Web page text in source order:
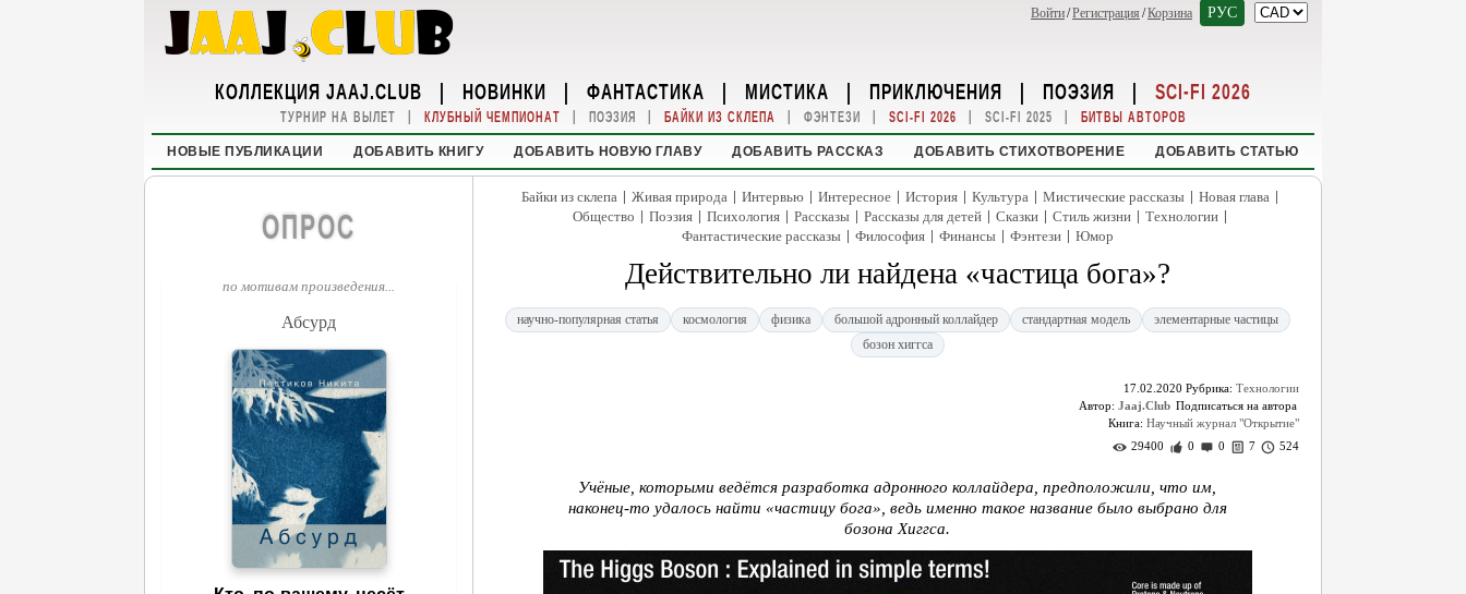
Войти/Регистрация /Корзина РУС
КОЛЛЕКЦИЯ JAAJ.CLUB | НОВИНКИ | ФАНТАСТИКА | МИСТИКА | ПРИКЛЮЧЕНИЯ | ПОЭЗИЯ | SCI-FI 2026
ТУРНИР НА ВЫЛЕТ | КЛУБНЫЙ ЧЕМПИОНАТ | ПОЭЗИЯ | БАЙКИ ИЗ СКЛЕПА | ФЭНТЕЗИ | SCI-FI 2026 | SCI-FI 2025 | БИТВЫ АВТОРОВ
НОВЫЕ ПУБЛИКАЦИИ ДОБАВИТЬ КНИГУ ДОБАВИТЬ НОВУЮ ГЛАВУ ДОБАВИТЬ РАССКАЗ ДОБАВИТЬ СТИХОТВОРЕНИЕ ДОБАВИТЬ СТАТЬЮ
ОПРОС
по мотивам произведения...
Абсурд
Байки из склепа | Живая природа | Интервью | Интересное | История | Культура | Мистические рассказы | Новая глава |
Общество | Поэзия | Психология | Рассказы | Рассказы для детей | Сказки | Стиль жизни | Технологии |
Фантастические рассказы | Философия | Финансы | Фэнтези | Юмор
Действительно ли найдена «частица бога»?
научно-популярная статья космология физика большой адронный коллайдер стандартная модель
элементарные частицы
бозон хиггса
17.02.2020 Рубрика: Технологии
Автор: Jaaj.Club
Книга: Научный журнал "Открытие"
29400
0 0 7 524
Учёные, которыми ведётся разработка адронного коллайдера, предположили, что им,
наконец-то удалось найти «частицу бога», ведь именно такое название было выбрано для
бозона Хиггса.